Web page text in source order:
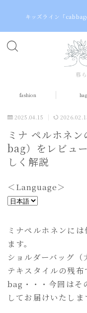
キッズライン「
MENU
fashion
tops
dress（one
skirt
socks
bag
ショルダーバッグ
mini bag
goods
fashion bag
2025.04.15
ミナ ペルホネ
bag）をレビュ
しく解説
＜Language＞
＜
a
n
g
u
a
g
ミナペルホネンに
ます。
ショルダーバッグ（
テキスタイルの残
bag・・・今回はそ
してお届けいたしま